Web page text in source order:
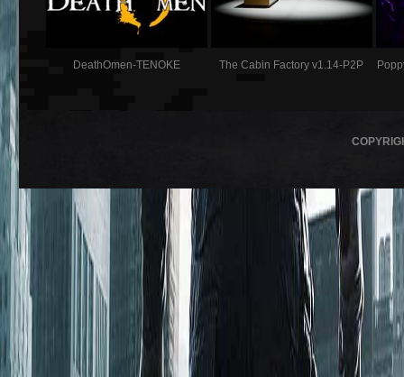
DeathOmen-TENOKE The Cabin Factory v1.14-P2P